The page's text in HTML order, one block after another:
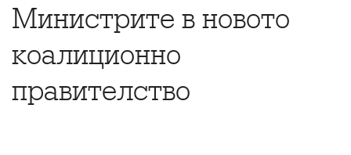
Министрите в новото
коалиционно
правителство